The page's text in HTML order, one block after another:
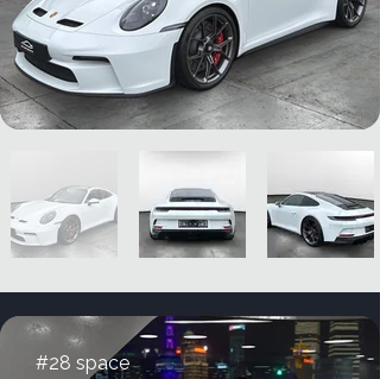
#28 space